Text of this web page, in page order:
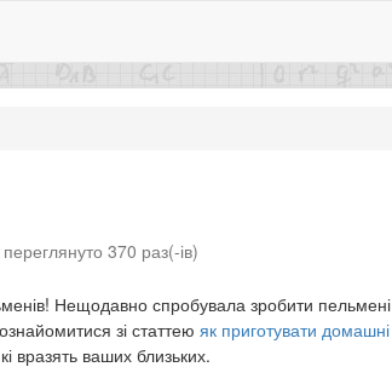
переглянуто 370 раз(-ів)
Нещодавно спробувала зробити пельмені
зі статтею як приготувати домашні
вразять ваших близьких.